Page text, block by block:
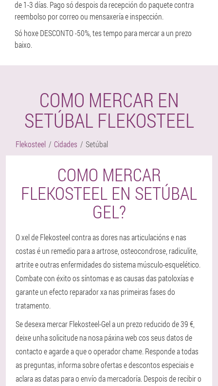
de 1-3 días. Pago só despois da recepción do paquete contra
reembolso por correo ou mensaxería e inspección.
Só hoxe DESCONTO -50%, tes tempo para mercar a un prezo
baixo.
COMO MERCAR EN
SETÚBAL FLEKOSTEEL
Flekosteel Cidades Setúbal
COMO MERCAR
FLEKOSTEEL EN SETÚBAL
GEL?
O xel de Flekosteel contra as dores nas articulacións e nas
costas é un remedio para a artrose, osteocondrose, radiculite,
artrite e outras enfermidades do sistema músculo-esquelético.
Combate con éxito os síntomas e as causas das patoloxías e
garante un efecto reparador xa nas primeiras fases do
tratamento.
Se desexa mercar Flekosteel-Gel a un prezo reducido de 39 €,
deixe unha solicitude na nosa páxina web cos seus datos de
contacto e agarde a que o operador chame. Responde a todas
as preguntas, informa sobre ofertas e descontos especiais e
aclara as datas para o envío da mercadoría. Despois de recibir o